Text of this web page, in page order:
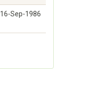
16-Sep-1986